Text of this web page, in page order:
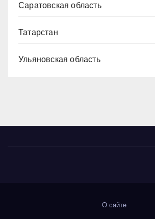
Саратовская область
Татарстан
Ульяновская область
О сайте